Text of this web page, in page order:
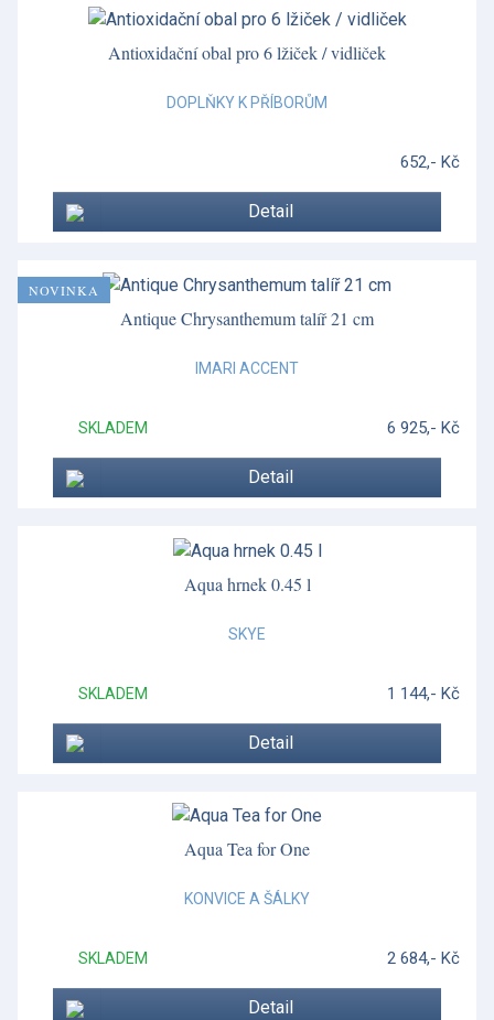
Antioxidační obal pro 6 lžiček / vidliček
DOPLŇKY K PŘÍBORŮM
652,- Kč
Detail
Antique Chrysanthemum talíř 21 cm
IMARI ACCENT
SKLADEM 6 925,- Kč
Detail
NOVINKA
Aqua hrnek 0.45 l
SKYE
SKLADEM 1 144,- Kč
Detail
Aqua Tea for One
KONVICE A ŠÁLKY
SKLADEM 2 684,- Kč
Detail